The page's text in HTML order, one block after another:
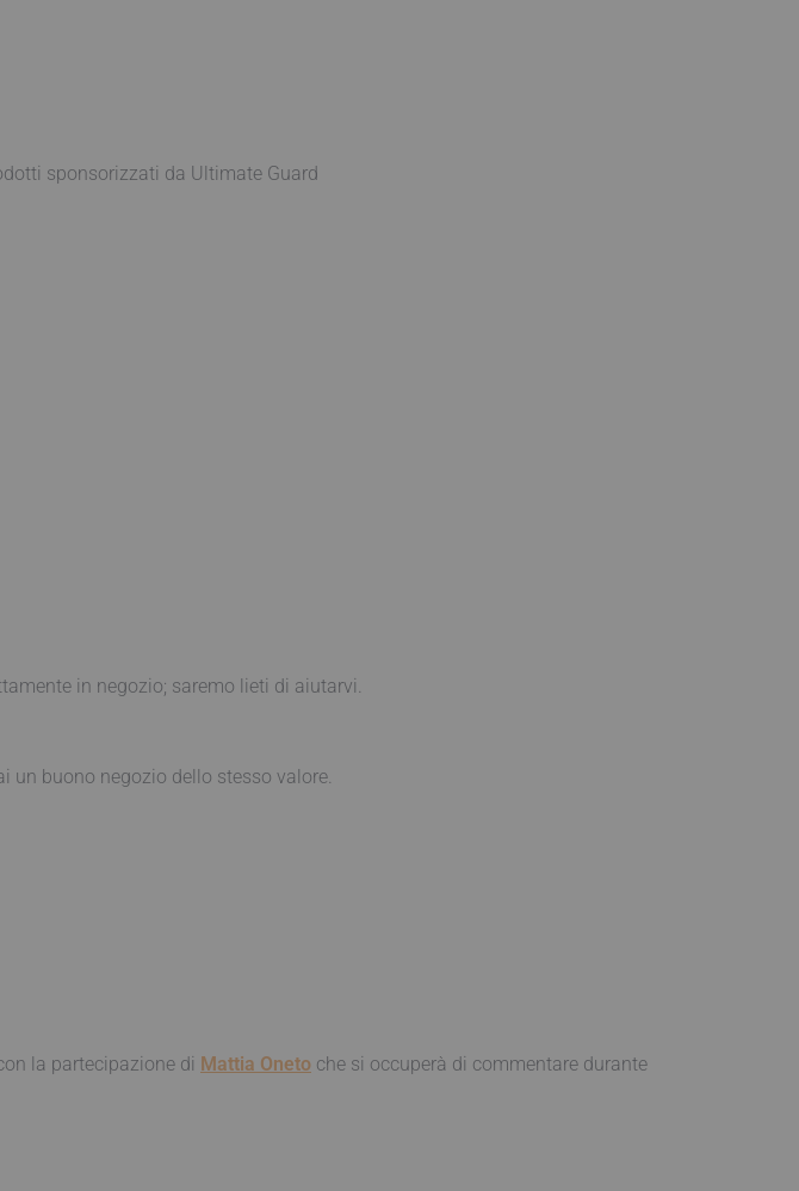
sponsorizzati da Ultimate Guard
in negozio; saremo lieti di aiutarvi.
un buono negozio dello stesso valore.
la partecipazione di Mattia Oneto che si occuperà di commentare durante